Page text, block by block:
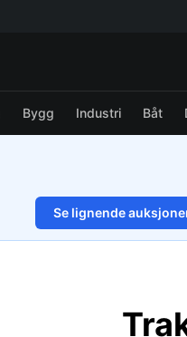
Bygg Industri Båt
Se lignende
1/60